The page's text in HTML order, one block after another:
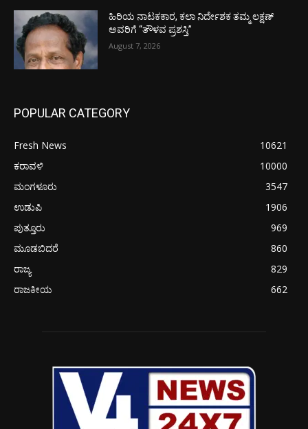
ಹಿರಿಯ ನಾಟಕಕಾರ, ಕಲಾ ನಿರ್ದೇಶಕ ತಮ್ಮ ಲಕ್ಷಣ್
ಅವರಿಗೆ “ತೌಳವ ಪ್ರಶಸ್ತಿ”
August 7, 2026
POPULAR CATEGORY
Fresh News
10621
ಕರಾವಳಿ
10000
ಮಂಗಳೂರು
3547
ಉಡುಪಿ
1906
ಪುತ್ತೂರು
969
ಮೂಡಬಿದರೆ
860
ರಾಜ್ಯ
829
ರಾಜಕೀಯ
662